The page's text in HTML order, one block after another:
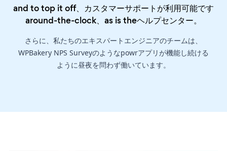
and to top it off、カスタマーサポートが利用可能です
around-the-clock、as is theヘルプセンター。
さらに、私たちのエキスパートエンジニアのチームは、
WPBakery NPS Surveyのようなpowrアプリが機能し続ける
ように昼夜を問わず働いています。